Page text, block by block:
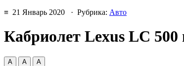
≡ 21 Январь 2020 · Рубрика: Авто
Кабриолет Lexus LC
А А А